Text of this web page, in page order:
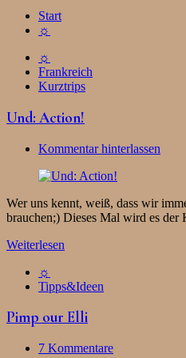
Start
☼
☼
Frankreich
Kurztrips
Und: Action!
Kommentar hinterlassen
Wer uns kennt, weiß, dass wir
brauchen;) Dieses Mal wird es
Weiterlesen
☼
Tipps&Ideen
Pimp our Elli
7 Kommentare